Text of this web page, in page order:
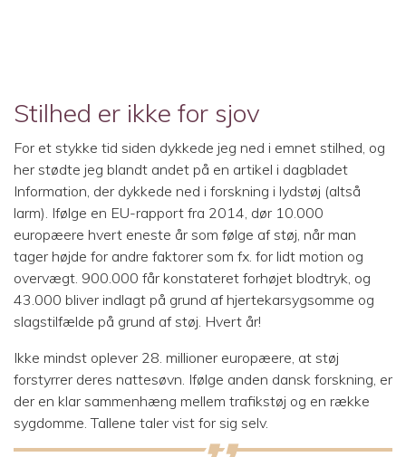
Stilhed er ikke for sjov
For et stykke tid siden dykkede jeg ned i emnet stilhed, og
her stødte jeg blandt andet på en artikel i dagbladet
Information, der dykkede ned i forskning i lydstøj (altså
larm). Ifølge en EU-rapport fra 2014, dør 10.000
europæere hvert eneste år som følge af støj, når man
tager højde for andre faktorer som fx. for lidt motion og
overvægt. 900.000 får konstateret forhøjet blodtryk, og
43.000 bliver indlagt på grund af hjertekarsygsomme og
slagstilfælde på grund af støj. Hvert år!
Ikke mindst oplever 28. millioner europæere, at støj
forstyrrer deres nattesøvn. Ifølge anden dansk forskning, er
der en klar sammenhæng mellem trafikstøj og en række
sygdomme. Tallene taler vist for sig selv.